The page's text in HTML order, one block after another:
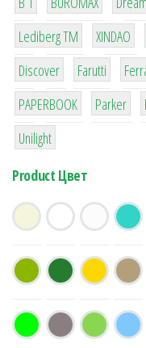
3
Lediberg ТМ
3
XINDAO
64
Discover
299
Farutti
8
PAPERBOOK
6
Parker
1
Unilight
Product Цвет